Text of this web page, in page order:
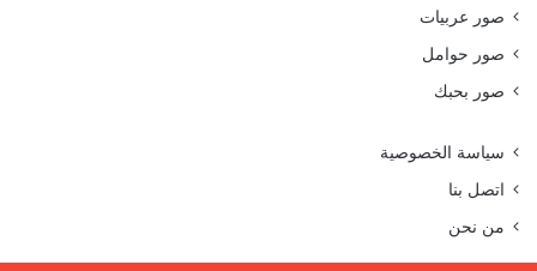
صور عربيات
صور حوامل
صور بحبك
سياسة الخصوصية
اتصل بنا
من نحن